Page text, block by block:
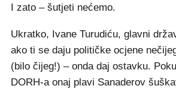
I zato – šutjeti nećemo.
Ukratko, Ivane Turudiću, glavni
ako ti se daju političke ocjene
(bilo čijeg!) – onda daj ostavku.
DORH-a onaj plavi Sanaderov